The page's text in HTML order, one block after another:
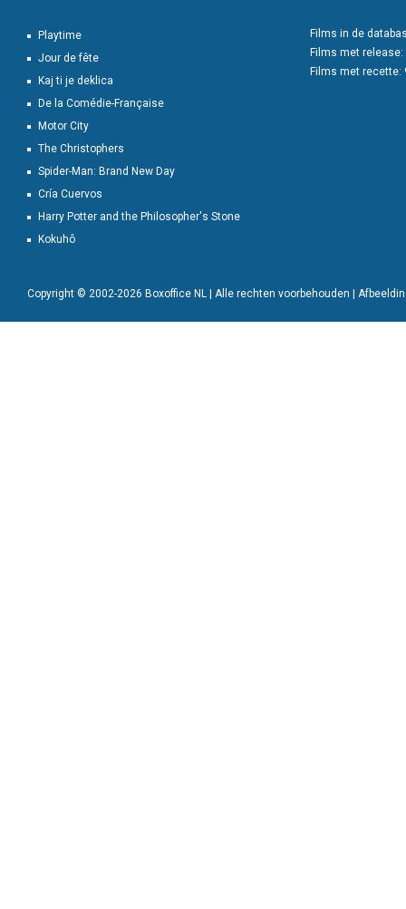
Playtime
Jour de fête
Kaj ti je deklica
De la Comédie-Française
Motor City
The Christophers
Spider-Man: Brand New Day
Cría Cuervos
Harry Potter and the Philosopher's Stone
Kokuhô
Films in de
Films met release:
Films met recette:
Copyright © 2002-2026 Boxoffice NL | Alle rechten voorbehouden |